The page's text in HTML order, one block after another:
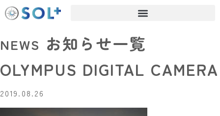
NEWS お知らせ一覧
OLYMPUS DIGITAL CAMERA
2019.08.26